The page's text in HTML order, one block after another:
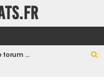
Votre forum en Droit Public